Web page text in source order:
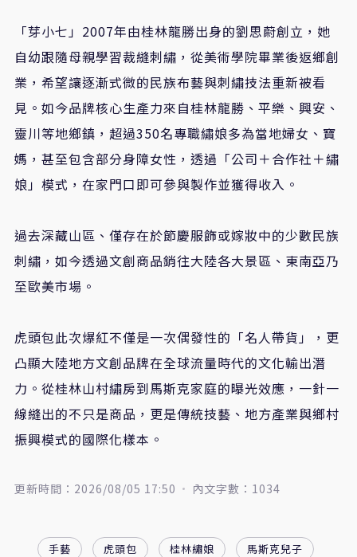
「芽小七」2007年由桂林龍勝出身的劉思蔚創立，她
自幼跟隨母親學習裁縫刺繡，從美術學院畢業後返鄉創
業，希望讓逐漸式微的民族布藝與刺繡技法重新被看
見。如今品牌核心生產力來自桂林龍勝、平樂、興安、
靈川等地鄉鎮，超過350名專職繡娘多為當地婦女、寶
媽，甚至包含部分身障女性，透過「公司＋合作社＋繡
娘」模式，在家門口即可參與製作並獲得收入。
過去深藏山區、僅存在於節慶服飾或嫁妝中的少數民族
刺繡，如今透過文創商品銷往大陸各大景區、東南亞乃
至歐美市場。
虎頭包此次爆紅不僅是一次偶發性的「名人帶貨」，更
凸顯大陸地方文創品牌在全球流量時代的文化輸出潛
力。從桂林山村繡房到馬斯克家庭的曝光效應，一針一
線縫出的不只是商品，更是傳統技藝、地方產業與鄉村
振興模式的國際化樣本。
更新時間：2026/08/05 17:50 內文字數：1034
手藝 虎頭包 桂林繡娘
馬斯克兒子